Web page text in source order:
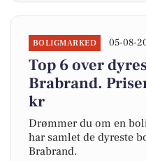
BOLIGMARKED 05-08-
Top 6 over
Brabrand.
kr
Drømmer du om en
har samlet de dyreste
Brabrand.